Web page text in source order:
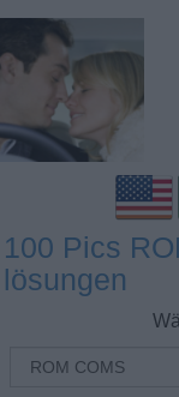
100 Pics
lösungen